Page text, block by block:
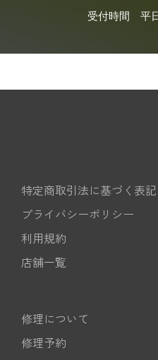
受付時間 平
特定商取引法に基づく表記
プライバシーポリシー
利用規約
店舗一覧
修理について
修理予約